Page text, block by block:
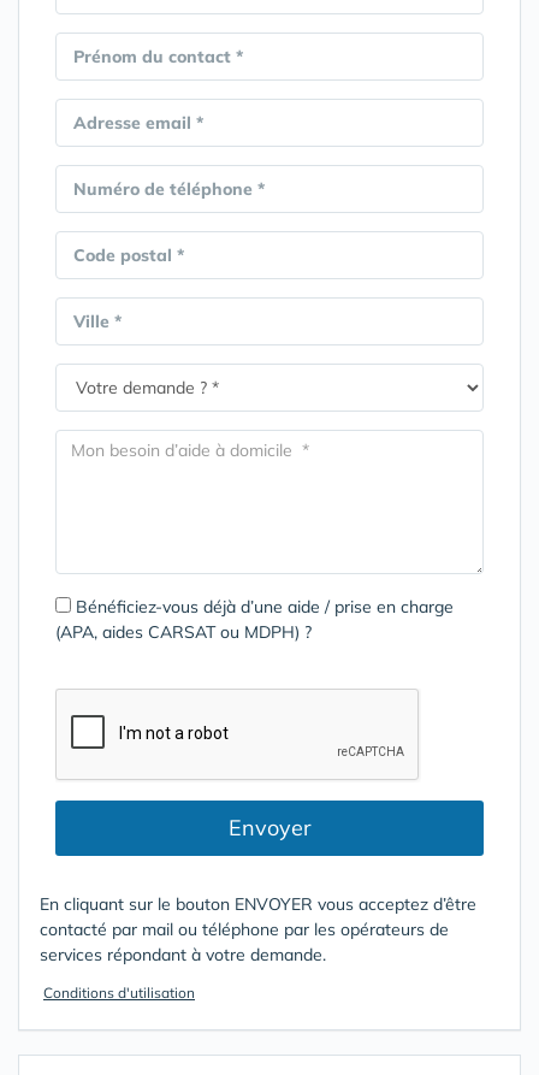
Prénom du contact *
Adresse email *
Numéro de téléphone *
Code postal *
Ville *
Bénéficiez-vous déjà d’une aide / prise en charge
(APA, aides CARSAT ou MDPH) ?
Envoyer
En cliquant sur le bouton ENVOYER vous acceptez d’être
contacté par mail ou téléphone par les opérateurs de
services répondant à votre demande.
Conditions d'utilisation